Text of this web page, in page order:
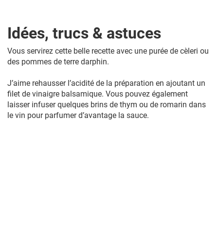
Idées, trucs & astuces
Vous servirez cette belle recette avec une purée de cèleri ou
des pommes de terre darphin.
J’aime rehausser l’acidité de la préparation en ajoutant un
filet de vinaigre balsamique. Vous pouvez également
laisser infuser quelques brins de thym ou de romarin dans
le vin pour parfumer d’avantage la sauce.